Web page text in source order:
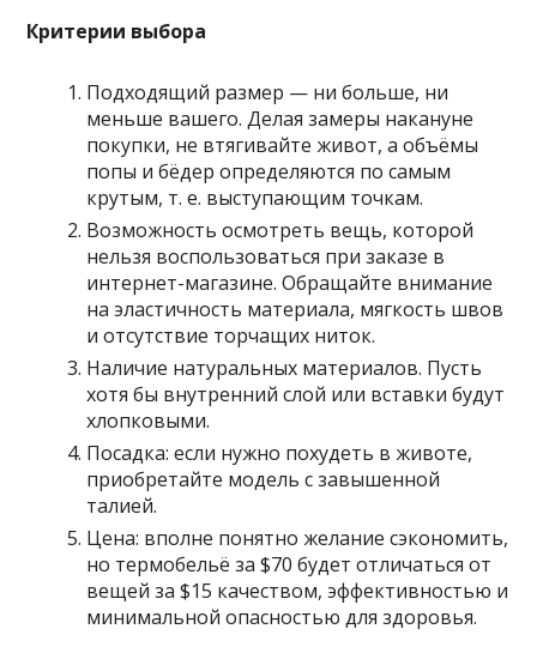
Критерии выбора
Подходящий размер — ни больше, ни
меньше вашего. Делая замеры накануне
покупки, не втягивайте живот, а объёмы
попы и бёдер определяются по самым
крутым, т. е. выступающим точкам.
Возможность осмотреть вещь, которой
нельзя воспользоваться при заказе в
интернет-магазине. Обращайте внимание
на эластичность материала, мягкость швов
и отсутствие торчащих ниток.
Наличие натуральных материалов. Пусть
хотя бы внутренний слой или вставки будут
хлопковыми.
Посадка: если нужно похудеть в животе,
приобретайте модель с завышенной
талией.
Цена: вполне понятно желание сэкономить,
но термобельё за $70 будет отличаться от
вещей за $15 качеством, эффективностью и
минимальной опасностью для здоровья.